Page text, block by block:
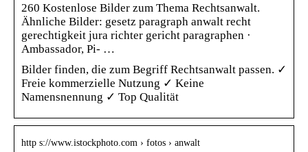
260 Kostenlose Bilder zum Thema Rechtsanwalt.
Ähnliche Bilder: gesetz paragraph anwalt recht
gerechtigkeit jura richter gericht paragraphen ·
Ambassador, Pi- …
Bilder finden, die zum Begriff Rechtsanwalt passen. ✓
Freie kommerzielle Nutzung ✓ Keine
Namensnennung ✓ Top Qualität
http s://www.istockphoto.com › fotos › anwalt